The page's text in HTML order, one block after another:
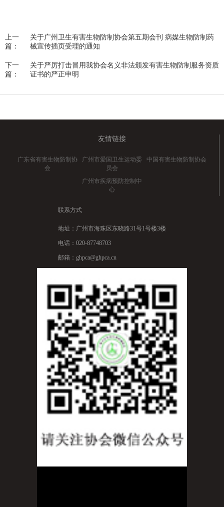
上一
篇：
关于广州卫生有害生物防制协会第五期会刊 病媒生物防制药
械宣传插页受理的通知
下一
篇：
关于严厉打击冒用我协会名义非法颁发有害生物防制服务资质
证书的严正申明
友情链接
广东省有害生物防制协
会
广州市爱国卫生运动委
员会
中国有害生物防制协会
广州市疾病预防控制中
心
联系方式
地址：广州市海珠区东晓路31号1号楼3楼
电话：020-87748703
邮箱：ghpca@ghpca.cn